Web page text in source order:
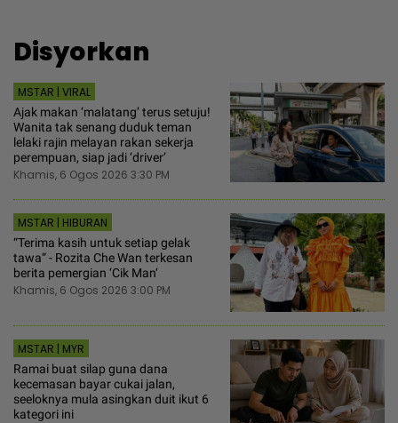
Disyorkan
MSTAR | VIRAL
Ajak makan ‘malatang’ terus setuju!
Wanita tak senang duduk teman
lelaki rajin melayan rakan sekerja
perempuan, siap jadi ‘driver’
Khamis, 6 Ogos 2026 3:30 PM
MSTAR | HIBURAN
“Terima kasih untuk setiap gelak
tawa“ - Rozita Che Wan terkesan
berita pemergian ‘Cik Man‘
Khamis, 6 Ogos 2026 3:00 PM
MSTAR | MYR
Ramai buat silap guna dana
kecemasan bayar cukai jalan,
seeloknya mula asingkan duit ikut 6
kategori ini